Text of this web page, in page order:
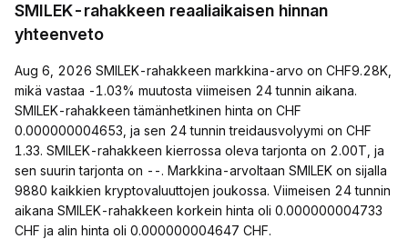
SMILEK-rahakkeen reaaliaikaisen hinnan
yhteenveto
Aug 6, 2026 SMILEK-rahakkeen markkina-arvo on CHF9.28K,
mikä vastaa -1.03% muutosta viimeisen 24 tunnin aikana.
SMILEK-rahakkeen tämänhetkinen hinta on CHF
0.000000004653, ja sen 24 tunnin treidausvolyymi on CHF
1.33. SMILEK-rahakkeen kierrossa oleva tarjonta on 2.00T, ja
sen suurin tarjonta on --. Markkina-arvoltaan SMILEK on sijalla
9880 kaikkien kryptovaluuttojen joukossa. Viimeisen 24 tunnin
aikana SMILEK-rahakkeen korkein hinta oli 0.000000004733
CHF ja alin hinta oli 0.000000004647 CHF.